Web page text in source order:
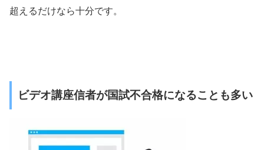
超えるだけなら十分です。
ビデオ講座信者が国試不合格になることも多い